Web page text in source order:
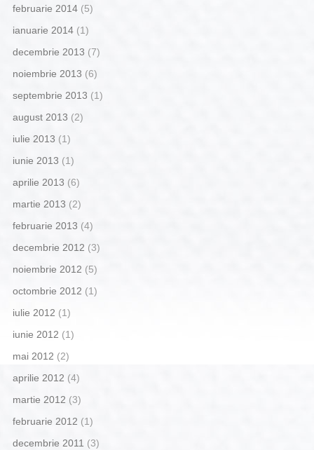
februarie 2014(5)
ianuarie 2014(1)
decembrie 2013 (7)
noiembrie 2013 (6)
septembrie 2013 (1)
august 2013 (2)
iulie 2013 (1)
iunie 2013 (1)
aprilie 2013 (6)
martie 2013 (2)
februarie 2013 (4)
decembrie 2012 (3)
noiembrie 2012 (5)
octombrie 2012 (1)
iulie 2012 (1)
iunie 2012 (1)
mai 2012 (2)
aprilie 2012 (4)
martie 2012 (3)
februarie 2012 (1)
decembrie 2011 (3)